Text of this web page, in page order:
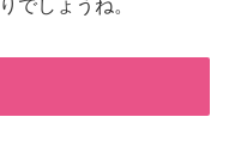
でしょうね。